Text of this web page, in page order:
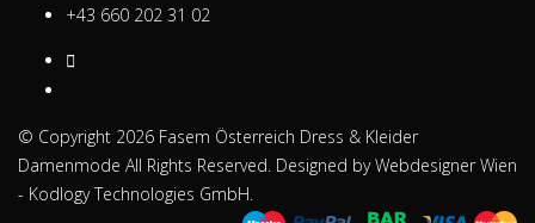
+43 660 202 31 02
© Copyright 2026 Fasem Österreich Dress & Kleider
Damenmode All Rights Reserved. Designed byWebdesigner Wien
- Kodlogy Technologies GmbH.